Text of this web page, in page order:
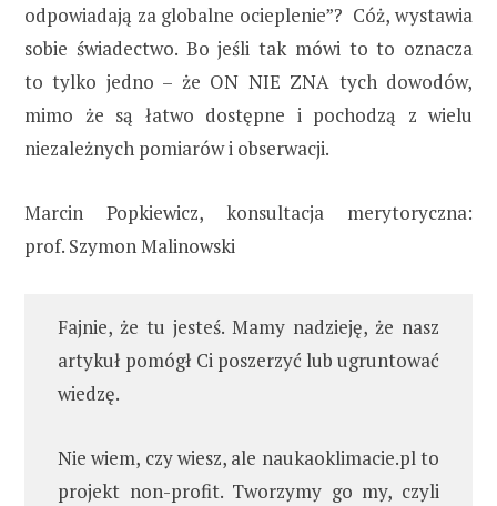
odpowiadają za globalne ocieplenie”? Cóż, wystawia
sobie świadectwo. Bo jeśli tak mówi to to oznacza
to tylko jedno – że ON NIE ZNA tych dowodów,
mimo że są łatwo dostępne i pochodzą z wielu
niezależnych pomiarów i obserwacji.
Marcin Popkiewicz, konsultacja merytoryczna:
prof. Szymon Malinowski
Fajnie, że tu jesteś. Mamy nadzieję, że nasz
artykuł pomógł Ci poszerzyć lub ugruntować
wiedzę.
Nie wiem, czy wiesz, ale naukaoklimacie.pl to
projekt non-profit. Tworzymy go my, czyli